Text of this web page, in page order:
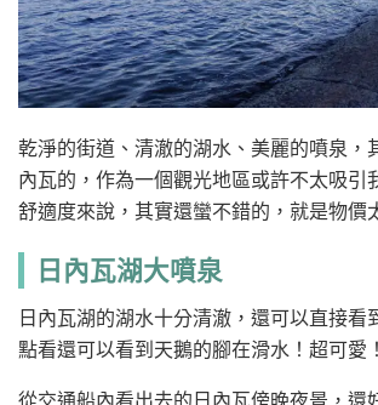
乾淨的街道、清澈的湖水、美麗的噴泉，
內瓦的，作為一個觀光地區或許不太吸引
舒適度來說，其實還蠻不錯的，就是物價
日內瓦湖大噴泉
日內瓦湖的湖水十分清澈，還可以直接看
點看還可以看到天鵝的腳在滑水！超可愛！